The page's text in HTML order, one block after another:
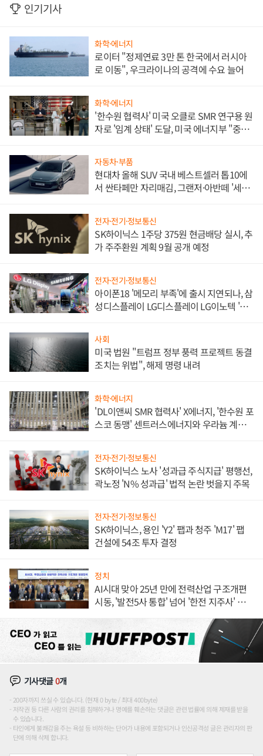
인기기사
화학·에너지
로이터 "정제연료 3만 톤 한국에서 러시아
로 이동", 우크라이나의 공격에 수요 늘어
화학·에너지
'한수원 협력사' 미국 오클로 SMR 연구용 원
자로 '임계 상태' 도달, 미국 에너지부 "중요
자동차·부품
현대차 올해 SUV 국내 베스트셀러 톱10에
서 싼타페만 자리매김, 그랜저·아반떼 '세단
전자·전기·정보통신
SK하이닉스 1주당 375원 현금배당 실시, 추
가 주주환원 계획 9월 공개 예정
전자·전기·정보통신
아이폰18 '메모리 부족'에 출시 지연되나, 삼
성디스플레이 LG디스플레이 LG이노텍 '탈
사회
미국 법원 "트럼프 정부 풍력 프로젝트 동결
조치는 위법", 해제 명령 내려
화학·에너지
'DL이앤씨 SMR 협력사' X에너지, '한수원 포
스코 동맹' 센트러스에너지와 우라늄 계약
전자·전기·정보통신
SK하이닉스 노사 '성과급 주식지급' 평행선,
곽노정 'N% 성과급' 법적 논란 벗을지 주목
전자·전기·정보통신
SK하이닉스, 용인 'Y2' 팹과 청주 'M17' 팹
건설에 54조 투자 결정
정치
AI시대 맞아 25년 만에 전력산업 구조개편
시동, '발전5사 통합' 넘어 '한전 지주사' 재편
기사댓글0개
200자까지 쓰실 수 있습니다. (현재 0 byte / 최대 400byte)
저작권 등 다른 사람의 권리를 침해하거나 명예를 훼손하는 댓글은 관련 법률에 의해 제재를 받을
수 있습니다.
타인에게 불쾌감을 주는 욕설 등 비하하는 단어가 내용에 포함되거나 인신공격성 글은 관리자의 판
단에 의해 삭제 합니다.